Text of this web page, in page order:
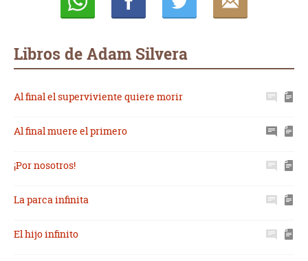
Libros de Adam Silvera
Al final el superviviente quiere morir
Al final muere el primero
¡Por nosotros!
La parca infinita
El hijo infinito